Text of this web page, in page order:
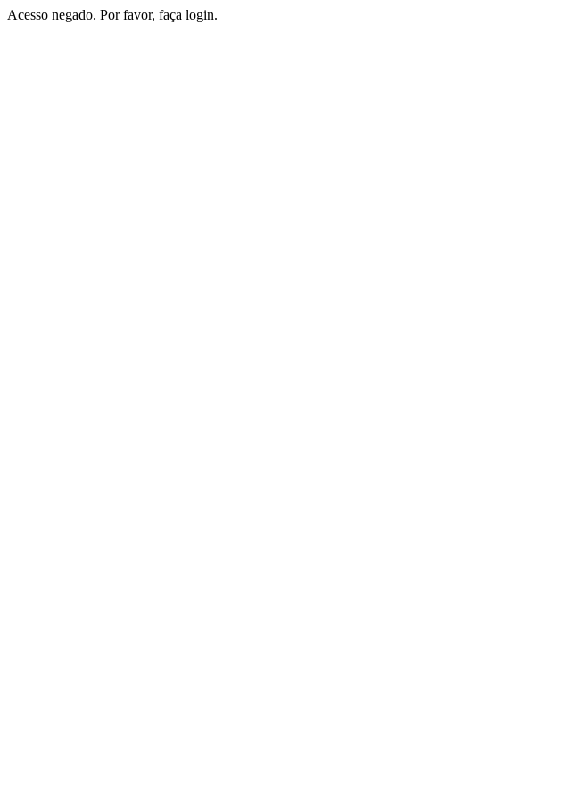
Acesso negado. Por favor, faça login.